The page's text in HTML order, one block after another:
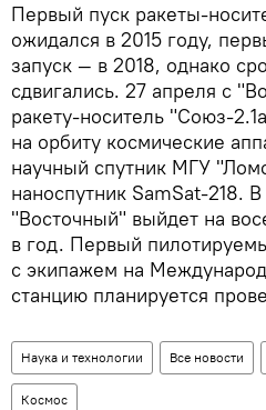
Первый пуск ракеты-
ожидался в 2015 году,
запуск — в 2018, однако
сдвигались. 27 апреля с
ракету-носитель "Союз-
на орбиту космические
научный спутник МГУ
наноспутник SamSat-218.
"Восточный" выйдет на
в год. Первый
с экипажем на
станцию планируется
Наука и технологии Все новости
Космос